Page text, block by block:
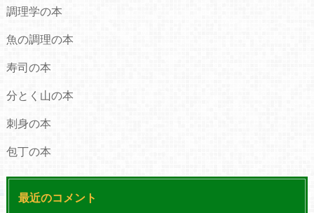
調理学の本
魚の調理の本
寿司の本
分とく山の本
刺身の本
包丁の本
最近のコメント